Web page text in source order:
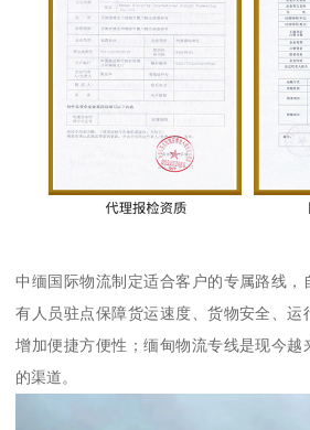
中缅国际物流制定适合客户的专属路线，
有人员驻点保障货运速度、货物安全、运
增加便捷方便性；缅甸物流专线是现今越
的渠道。